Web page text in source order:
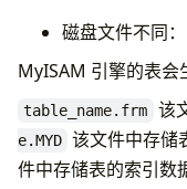
共享锁和排他锁
记录锁、间隙锁
隐式锁或手动加
MySQL5.7的共
死锁发生的原因
磁盘文件不同：
MyISAM 引擎的表会
table_name.frm 该
e.MYD 该文件中存储
件中存储表的索引数